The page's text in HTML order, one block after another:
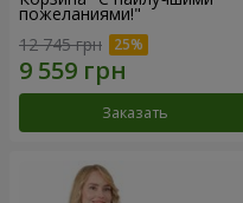
пожеланиями!"
12 745 грн
Заказать